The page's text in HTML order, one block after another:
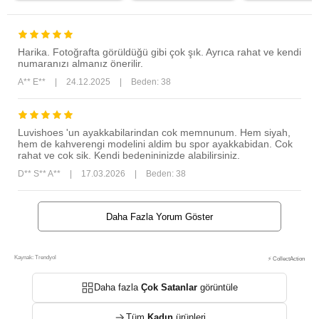
Harika. Fotoğrafta görüldüğü gibi çok şık. Ayrıca rahat ve kendi
numaranızı almanız önerilir.
A** E** 24.12.2025 Beden: 38
Luvishoes 'un ayakkabilarindan cok memnunum. Hem siyah,
hem de kahverengi modelini aldim bu spor ayakkabidan. Cok
rahat ve cok sik. Kendi bedenininizde alabilirsiniz.
D** S** A** 17.03.2026 Beden: 38
Daha Fazla Yorum Göster
Kaynak: Trendyol ⚡ CollectAction
Daha fazla Çok Satanlargörüntüle